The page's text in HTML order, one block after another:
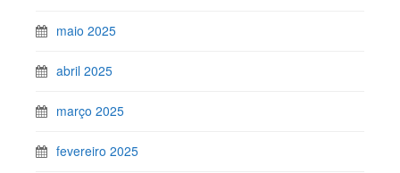
maio 2025
abril 2025
março 2025
fevereiro 2025